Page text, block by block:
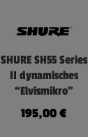
SHURE SH55 Series
II dynamisches
“Elvismikro”
195,00€